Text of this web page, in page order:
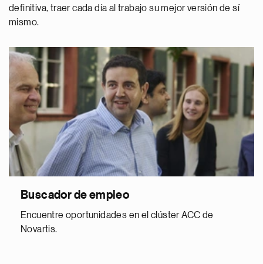
definitiva, traer cada día al trabajo su mejor versión de sí
mismo.
Buscador de empleo
Encuentre oportunidades en el clúster ACC de
Novartis.